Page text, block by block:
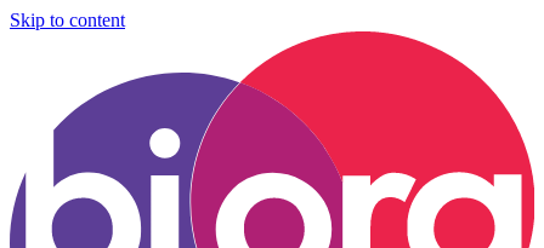
Skip to content